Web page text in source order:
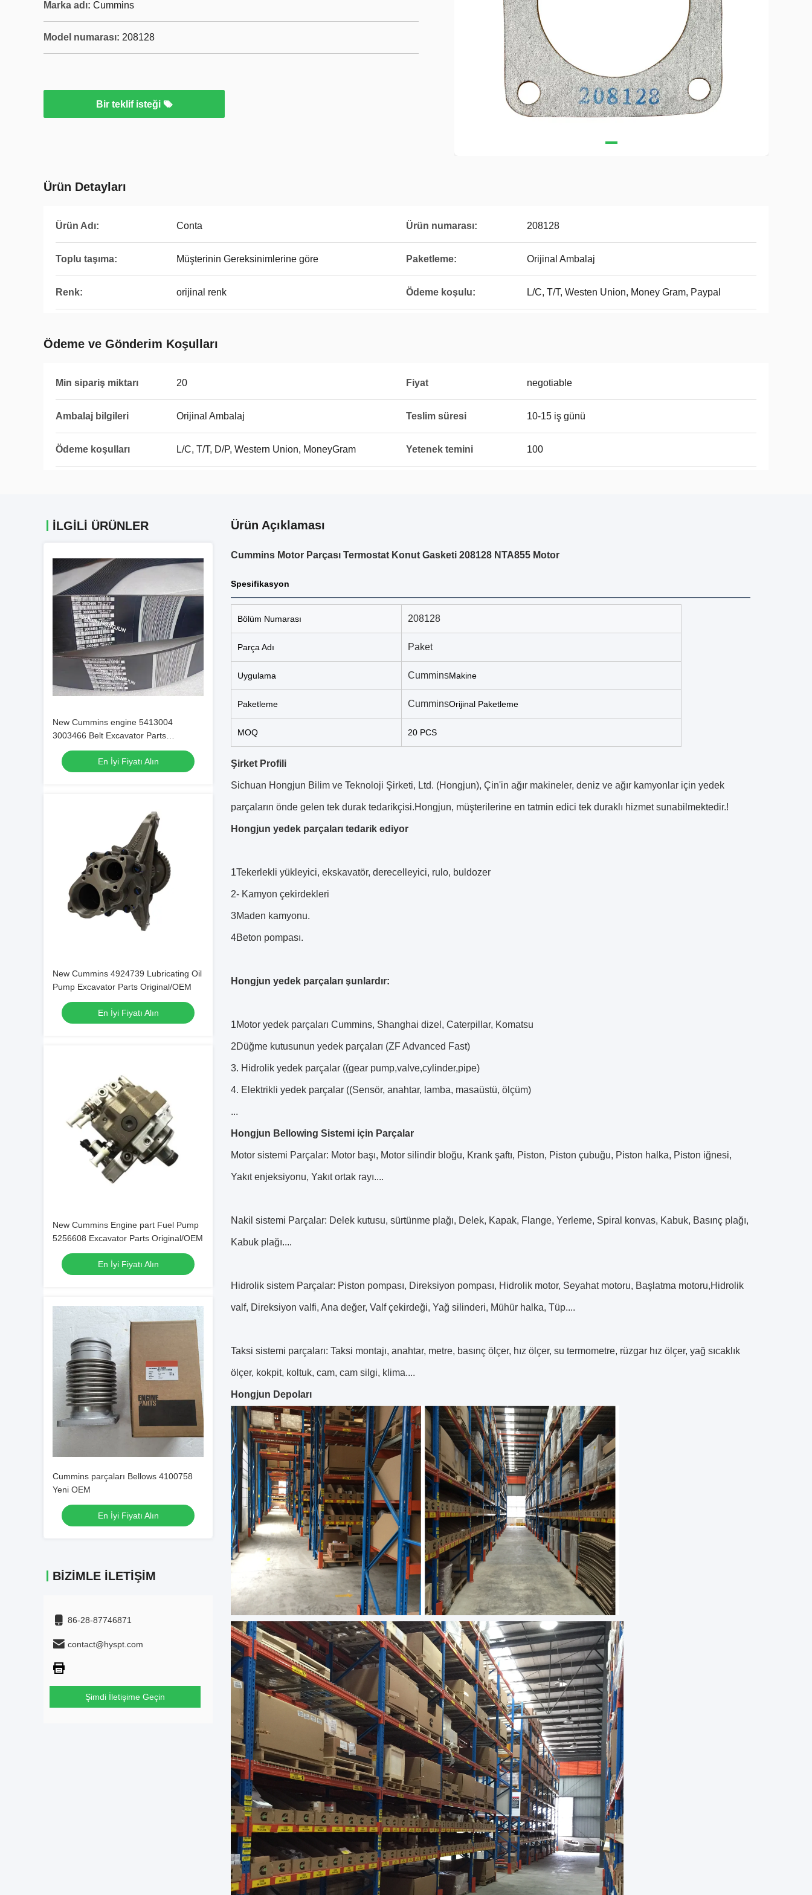
Marka adı: Cummins
Model numarası: 208128
Bir teklif isteği
Ürün Detayları
Ürün Adı: Conta Ürün numarası: 208128
Toplu taşıma: Müşterinin Gereksinimlerine göre Paketleme: Orijinal Ambalaj
Renk: orijinal renk Ödeme koşulu: L/C, T/T, Westen Union, Money Gram, Paypal
Ödeme ve Gönderim Koşulları
Min sipariş miktarı 20 Fiyat negotiable
Ambalaj bilgileri Orijinal Ambalaj Teslim süresi 10-15 iş günü
Ödeme koşulları L/C, T/T, D/P, Western Union, MoneyGram Yetenek temini 100
İLGİLİ ÜRÜNLER
New Cummins engine 5413004
3003466 Belt Excavator Parts
Original/OEM
En İyi Fiyatı Alın
New Cummins 4924739 Lubricating Oil
Pump Excavator Parts Original/OEM
En İyi Fiyatı Alın
New Cummins Engine part Fuel Pump
5256608 Excavator Parts Original/OEM
En İyi Fiyatı Alın
Cummins parçaları Bellows 4100758
Yeni OEM
En İyi Fiyatı Alın
BIZIMLE İLETIŞIM
86-28-87746871
contact@hyspt.com
Şimdi İletişime Geçin
Ürün Açıklaması
Cummins Motor Parçası Termostat Konut Gasketi 208128 NTA855 Motor
Spesifikasyon
Bölüm Numarası 208128
Parça Adı Paket
Uygulama CumminsMakine
Paketleme CumminsOrijinal Paketleme
MOQ 20 PCS
Şirket Profili
Sichuan Hongjun Bilim ve Teknoloji Şirketi, Ltd. (Hongjun), Çin'in ağır makineler, deniz ve ağır kamyonlar için yedek
parçaların önde gelen tek durak tedarikçisi.Hongjun, müşterilerine en tatmin edici tek duraklı hizmet sunabilmektedir.!
Hongjun yedek parçaları tedarik ediyor
1Tekerlekli yükleyici, ekskavatör, derecelleyici, rulo, buldozer
2- Kamyon çekirdekleri
3Maden kamyonu.
4Beton pompası.
Hongjun yedek parçaları şunlardır:
1Motor yedek parçaları Cummins, Shanghai dizel, Caterpillar, Komatsu
2Düğme kutusunun yedek parçaları (ZF Advanced Fast)
3. Hidrolik yedek parçalar ((gear pump,valve,cylinder,pipe)
4. Elektrikli yedek parçalar ((Sensör, anahtar, lamba, masaüstü, ölçüm)
...
Hongjun Bellowing Sistemi için Parçalar
Motor sistemi Parçalar: Motor başı, Motor silindir bloğu, Krank şaftı, Piston, Piston çubuğu, Piston halka, Piston iğnesi,
Yakıt enjeksiyonu, Yakıt ortak rayı....
Nakil sistemi Parçalar: Delek kutusu, sürtünme plağı, Delek, Kapak, Flange, Yerleme, Spiral konvas, Kabuk, Basınç plağı,
Kabuk plağı....
Hidrolik sistem Parçalar: Piston pompası, Direksiyon pompası, Hidrolik motor, Seyahat motoru, Başlatma motoru,Hidrolik
valf, Direksiyon valfi, Ana değer, Valf çekirdeği, Yağ silinderi, Mühür halka, Tüp....
Taksi sistemi parçaları: Taksi montajı, anahtar, metre, basınç ölçer, hız ölçer, su termometre, rüzgar hız ölçer, yağ sıcaklık
ölçer, kokpit, koltuk, cam, cam silgi, klima....
Hongjun Depoları